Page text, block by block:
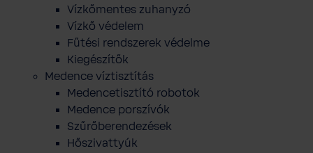
Vízkőmentes zuhanyzó
Vízkő védelem
Fűtési rendszerek védelme
Kiegészítők
Medence víztisztítás
Medencetisztító robotok
Medence porszívók
Szűrőberendezések
Hőszivattyúk